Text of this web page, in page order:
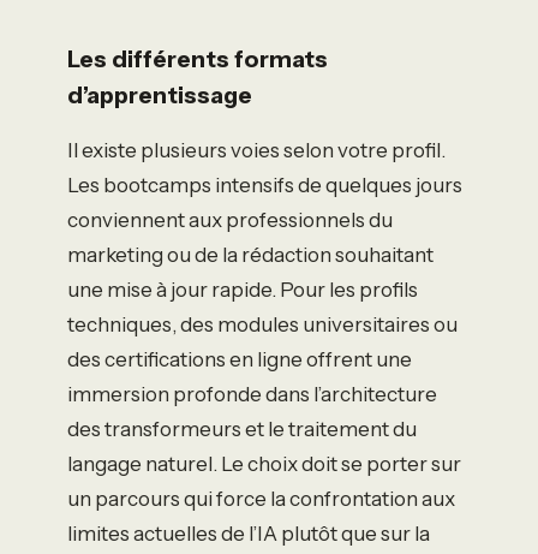
Les différents formats
d’apprentissage
Il existe plusieurs voies selon votre profil.
Les bootcamps intensifs de quelques jours
conviennent aux professionnels du
marketing ou de la rédaction souhaitant
une mise à jour rapide. Pour les profils
techniques, des modules universitaires ou
des certifications en ligne offrent une
immersion profonde dans l’architecture
des transformeurs et le traitement du
langage naturel. Le choix doit se porter sur
un parcours qui force la confrontation aux
limites actuelles de l’IA plutôt que sur la